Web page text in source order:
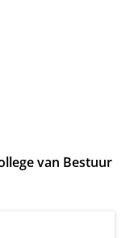
van Bestuur